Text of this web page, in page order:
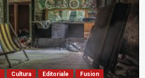
Cultura Editoriale
Fusion